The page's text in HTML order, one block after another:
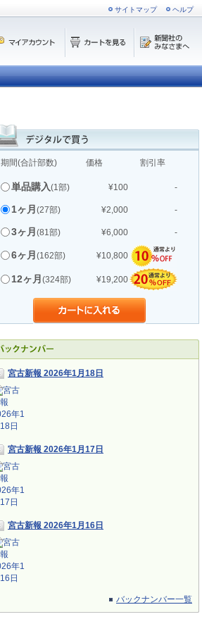
サイトマップ ヘルプ
期間(合計部数) 価格 割引率
単品購入(1部) ¥100 -
1ヶ月 (27部) ¥2,000 -
3ヶ月 (81部) ¥6,000 -
6ヶ月 (162部) ¥10,800
12ヶ月 (324部) ¥19,200
宮古新報 2026年1月18日
宮古新報 2026年1月17日
宮古新報 2026年1月16日
バックナンバー一覧